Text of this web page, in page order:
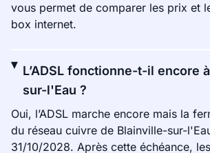
vous permet de comparer les prix et
box internet.
L’ADSL fonctionne-t-il encore
sur-l'Eau ?
Oui, l’ADSL marche encore mais la
du réseau cuivre de Blainville-sur-
31/10/2028. Après cette échéance,